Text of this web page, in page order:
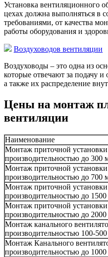
Установка вентиляционного
цехах должна выполняться в
требованиями, от качества
работы оборудования и
Воздуховодов вентиляции
Воздуховоды – это одна из
которые отвечают за подачу
а также их распределение
Цены на монтаж
вентиляции
Наименование
Монтаж приточной установки
производительностью до 300
Монтаж приточной установки
производительностью до 700
Монтаж приточной установки
производительностью до 1500
Монтаж приточной установки
производительностью до 2000
Монтаж канального
производительностью 100-
Монтаж Канального
производительностью до 1000